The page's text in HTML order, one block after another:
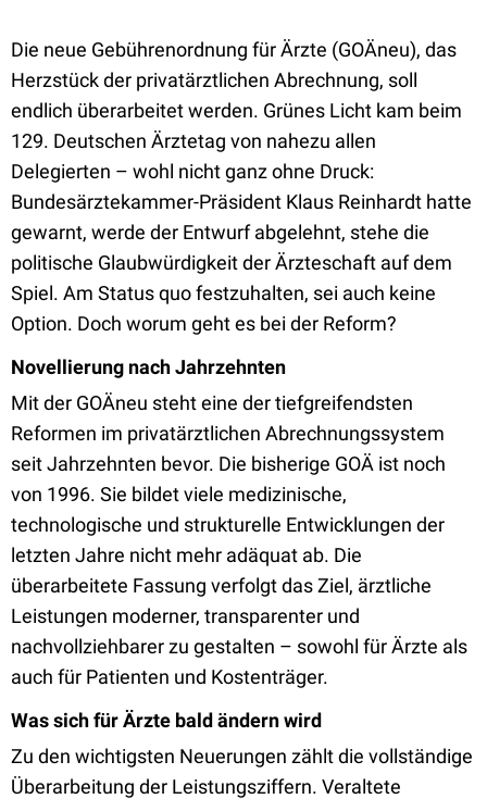
Die neue Gebührenordnung für Ärzte (GOÄneu), das
Herzstück der privatärztlichen Abrechnung, soll
endlich überarbeitet werden. Grünes Licht kam beim
129. Deutschen Ärztetag von nahezu allen
Delegierten – wohl nicht ganz ohne Druck:
Bundesärztekammer-Präsident Klaus Reinhardt hatte
gewarnt, werde der Entwurf abgelehnt, stehe die
politische Glaubwürdigkeit der Ärzteschaft auf dem
Spiel. Am Status quo festzuhalten, sei auch keine
Option. Doch worum geht es bei der Reform?
Novellierung nach Jahrzehnten
Mit der GOÄneu steht eine der tiefgreifendsten
Reformen im privatärztlichen Abrechnungssystem
seit Jahrzehnten bevor. Die bisherige GOÄ ist noch
von 1996. Sie bildet viele medizinische,
technologische und strukturelle Entwicklungen der
letzten Jahre nicht mehr adäquat ab. Die
überarbeitete Fassung verfolgt das Ziel, ärztliche
Leistungen moderner, transparenter und
nachvollziehbarer zu gestalten – sowohl für Ärzte als
auch für Patienten und Kostenträger.
Was sich für Ärzte bald ändern wird
Zu den wichtigsten Neuerungen zählt die vollständige
Überarbeitung der Leistungsziffern. Veraltete